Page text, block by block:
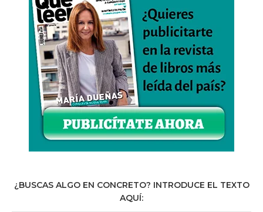
¿BUSCAS ALGO EN CONCRETO? INTRODUCE EL TEXTO
AQUÍ: